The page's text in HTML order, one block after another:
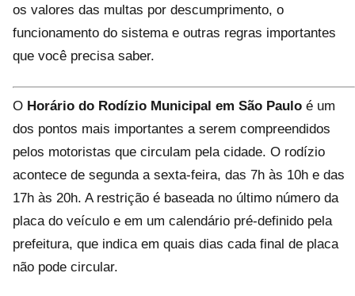
os valores das multas por descumprimento, o
funcionamento do sistema e outras regras importantes
que você precisa saber.
O Horário do Rodízio Municipal em São Paulo é um
dos pontos mais importantes a serem compreendidos
pelos motoristas que circulam pela cidade. O rodízio
acontece de segunda a sexta-feira, das 7h às 10h e das
17h às 20h. A restrição é baseada no último número da
placa do veículo e em um calendário pré-definido pela
prefeitura, que indica em quais dias cada final de placa
não pode circular.